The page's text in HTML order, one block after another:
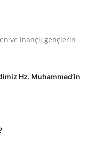
ve inançlı gençlerin
Hz. Muhammed’in